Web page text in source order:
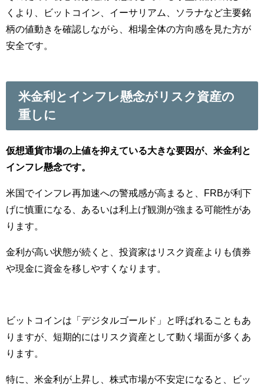
くより、ビットコイン、イーサリアム、ソラナなど主要銘
柄の値動きを確認しながら、相場全体の方向感を見た方が
安全です。
米金利とインフレ懸念がリスク資産の
重しに
仮想通貨市場の上値を抑えている大きな要因が、米金利と
インフレ懸念です。
米国でインフレ再加速への警戒感が高まると、FRBが利下
げに慎重になる、あるいは利上げ観測が強まる可能性があ
ります。
金利が高い状態が続くと、投資家はリスク資産よりも債券
や現金に資金を移しやすくなります。
ビットコインは「デジタルゴールド」と呼ばれることもあ
りますが、短期的にはリスク資産として動く場面が多くあ
ります。
特に、米金利が上昇し、株式市場が不安定になると、ビッ